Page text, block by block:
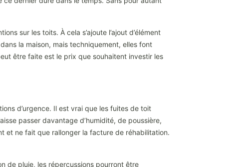
sur les toits. À cela s’ajoute l’ajout d’élément
la maison, mais techniquement, elles font
être faite est le prix que souhaitent investir les
d’urgence. Il est vrai que les fuites de toit
passer davantage d’humidité, de poussière,
et ne fait que rallonger la facture de réhabilitation.
de pluie, les répercussions pourront être